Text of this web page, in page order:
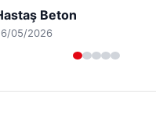
Kaplan Avukatlık
04/2026